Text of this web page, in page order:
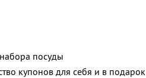
посуды
купонов для себя и в подарок